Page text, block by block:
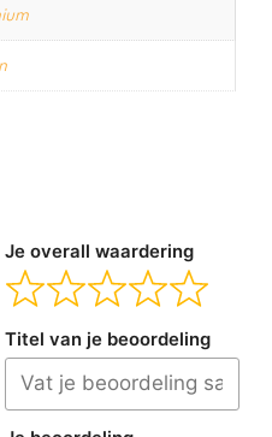
Je overall waardering
Titel van je beoordeling